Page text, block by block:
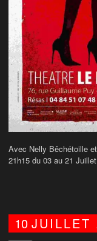
Avec Nelly Bêchétoille
21h15 du 03 au 21
10JUILLET